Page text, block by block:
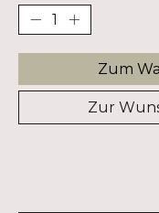
Zum
Zur